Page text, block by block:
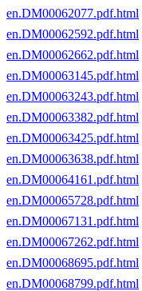
en.DM00062077.pdf.html
en.DM00062592.pdf.html
en.DM00062662.pdf.html
en.DM00063145.pdf.html
en.DM00063243.pdf.html
en.DM00063382.pdf.html
en.DM00063425.pdf.html
en.DM00063638.pdf.html
en.DM00064161.pdf.html
en.DM00065728.pdf.html
en.DM00067131.pdf.html
en.DM00067262.pdf.html
en.DM00068695.pdf.html
en.DM00068799.pdf.html